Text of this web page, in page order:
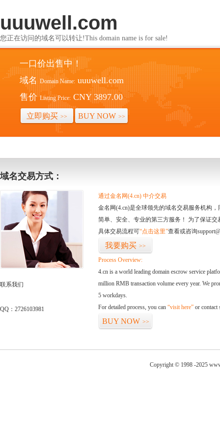
uuuwell.com
您正在访问的域名可以转让!This domain name is for sale!
一口价出售中！
域名 Domain Name: uuuwell.com
售价 Listing Price: CNY 3897.00
立即购买 >> BUY NOW >>
域名交易方式：
联系我们
QQ：2726103981
通过金名网(4.cn) 中介交易
金名网(4.cn)是全球领先的域名交易服务机构
简单、安全、专业的第三方服务！ 为了保证
具体交易流程可“点击这里”查看或咨询
我要购买 >>
Process Overview:
4.cn is a world leading domain escrow service
million RMB transaction volume every year. We
5 workdays.
For detailed process, you can “visit here” or contact
BUY NOW >>
Copyright © 1998 -2025